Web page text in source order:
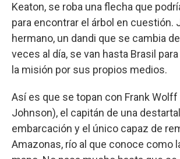
Keaton, se roba una flecha que
para encontrar el árbol en cuestión.
hermano, un dandi que se cambia
veces al día, se van hasta Brasil
la misión por sus propios medios.
Así es que se topan con Frank Wolff
Johnson), el capitán de una
embarcación y el único capaz de
Amazonas, río al que conoce como